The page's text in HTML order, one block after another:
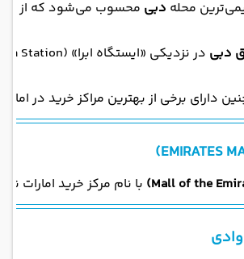
محله دبی محسوب می‌شود که از
دبی در نزدیکی «ایستگاه ابرا» (Abra Station) در این منطقه واقع شده است که مغازه‌داران آن طیف گسترده‌ای از اقلام خانگی را به فروش می‌رسانند. پس بازدید از این بازار را از دست ندهید!
دارای برخی از بهترین مراکز خرید در
با نام مرکز خرید امارات نیز شناخته می‌شود و با ۲۳۴ هزار و ۴۷۹ متر مربع مساحت،
وادی